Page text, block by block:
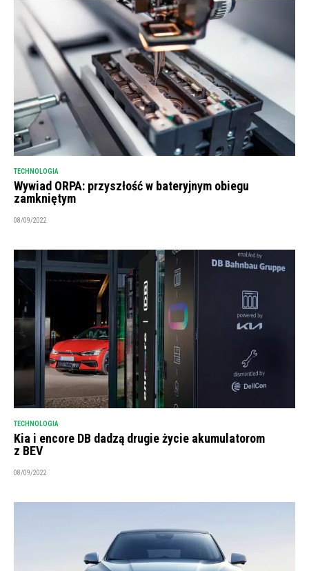
TECHNOLOGIA
Wywiad ORPA: przyszłość w bateryjnym obiegu
zamkniętym
08/09/2022
TECHNOLOGIA
Kia i encore DB dadzą drugie życie akumulatorom
z BEV
08/09/2022